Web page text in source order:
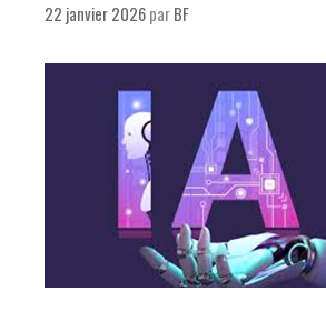
22 janvier 2026parBF